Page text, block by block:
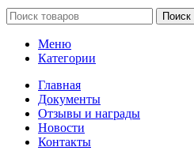
Поиск
Меню
Категории
Главная
Документы
Отзывы и награды
Новости
Контакты